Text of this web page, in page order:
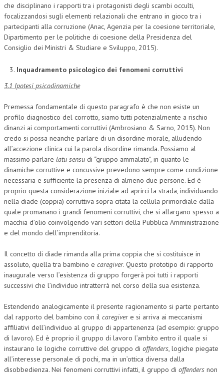
che disciplinano i rapporti tra i protagonisti degli scambi occulti,
focalizzandosi sugli elementi relazionali che entrano in gioco tra i
partecipanti alla corruzione (Anac, Agenzia per la coesione territoriale,
Dipartimento per le politiche di coesione della Presidenza del
Consiglio dei Ministri & Studiare e Sviluppo, 2015).
Inquadramento psicologico dei fenomeni corruttivi
3.1 Ipotesi psicodinamiche
Premessa fondamentale di questo paragrafo è che non esiste un
profilo diagnostico del corrotto, siamo tutti potenzialmente a rischio
dinanzi ai comportamenti corruttivi (Ambrosiano & Sarno, 2015). Non
credo si possa neanche parlare di un disordine morale, alludendo
all’accezione clinica cui la parola disordine rimanda. Possiamo al
massimo parlare latu sensu di “gruppo ammalato”, in quanto le
dinamiche corruttive e concussive prevedono sempre come condizione
necessaria e sufficiente la presenza di almeno due persone. Ed è
proprio questa considerazione iniziale ad aprirci la strada, individuando
nella diade (coppia) corruttiva sopra citata la cellula primordiale dalla
quale promanano i grandi fenomeni corruttivi, che si allargano spesso a
macchia d’olio coinvolgendo vari settori della Pubblica Amministrazione
e del mondo dell’imprenditoria.
Il concetto di diade rimanda alla prima coppia che si costituisce in
assoluto, quella tra bambino e caregiver. Questo prototipo di rapporto
inaugurale verso l’esistenza di gruppo forgerà poi tutti i rapporti
successivi che l’individuo intratterrà nel corso della sua esistenza.
Estendendo analogicamente il presente ragionamento si parte pertanto
dal rapporto del bambino con il caregivere si arriva ai meccanismi
affiliativi dell’individuo al gruppo di appartenenza (ad esempio: gruppo
di lavoro). Ed è proprio il gruppo di lavoro l’ambito entro il quale si
instaurano le logiche corruttive del gruppo di offenders, logiche piegate
all’interesse personale di pochi, ma in un’ottica diversa dalla
disobbedienza. Nei fenomeni corruttivi infatti, il gruppo di offenders non